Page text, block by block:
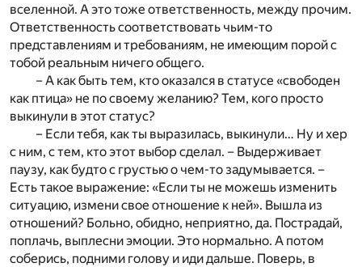
вселенной. А это тоже ответственность, между прочим.
Ответственность соответствовать чьим-то
представлениям и требованиям, не имеющим порой с
тобой реальным ничего общего.
– А как быть тем, кто оказался в статусе «свободен
как птица» не по своему желанию? Тем, кого просто
выкинули в этот статус?
– Если тебя, как ты выразилась, выкинули… Ну и хер
с ним, с тем, кто этот выбор сделал. – Выдерживает
паузу, как будто с грустью о чем-то задумывается. –
Есть такое выражение: «Если ты не можешь изменить
ситуацию, измени свое отношение к ней». Вышла из
отношений? Больно, обидно, неприятно, да. Пострадай,
поплачь, выплесни эмоции. Это нормально. А потом
соберись, подними голову и иди дальше. Поверь, в